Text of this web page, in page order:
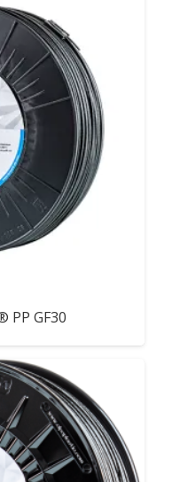
PP GF30